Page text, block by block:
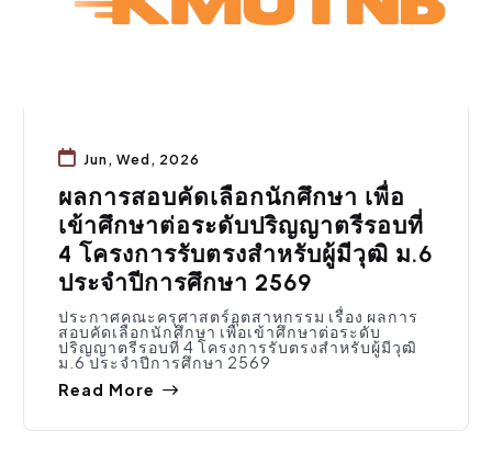
Jun, Wed, 2026
ผลการสอบคัดเลือกนักศึกษา เพื่อ
เข้าศึกษาต่อระดับปริญญาตรีรอบที่
4 โครงการรับตรงสําหรับผู้มีวุฒิ ม.6
ประจําปีการศึกษา 2569
ประกาศคณะครุศาสตร์อุตสาหกรรม เรื่อง ผลการ
สอบคัดเลือกนักศึกษา เพื่อเข้าศึกษาต่อระดับ
ปริญญาตรีรอบที่ 4 โครงการรับตรงสําหรับผู้มีวุฒิ
ม.6 ประจําปีการศึกษา 2569
Read More